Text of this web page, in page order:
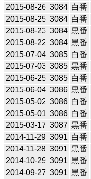
2015-08-26 3084 白番
2015-08-25 3084 白番
2015-08-23 3084 黒番
2015-08-22 3084 黒番
2015-07-04 3085 白番
2015-07-03 3085 黒番
2015-06-25 3085 白番
2015-06-04 3086 黒番
2015-05-02 3086 白番
2015-05-01 3086 白番
2015-03-17 3087 黒番
2014-11-29 3091 白番
2014-11-28 3091 黒番
2014-10-29 3091 黒番
2014-09-27 3091 黒番